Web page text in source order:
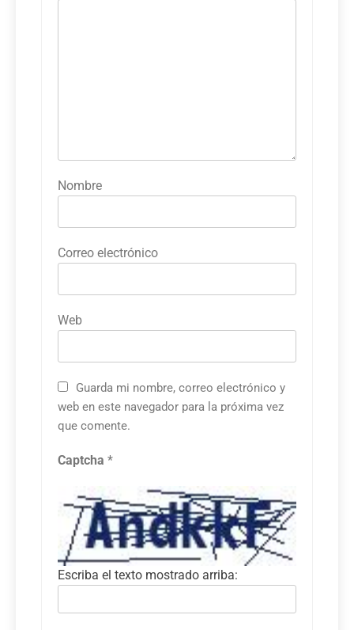
Nombre
Correo electrónico
Web
Guarda mi nombre, correo electrónico y
web en este navegador para la próxima vez
que comente.
Captcha *
Escriba el texto mostrado arriba: